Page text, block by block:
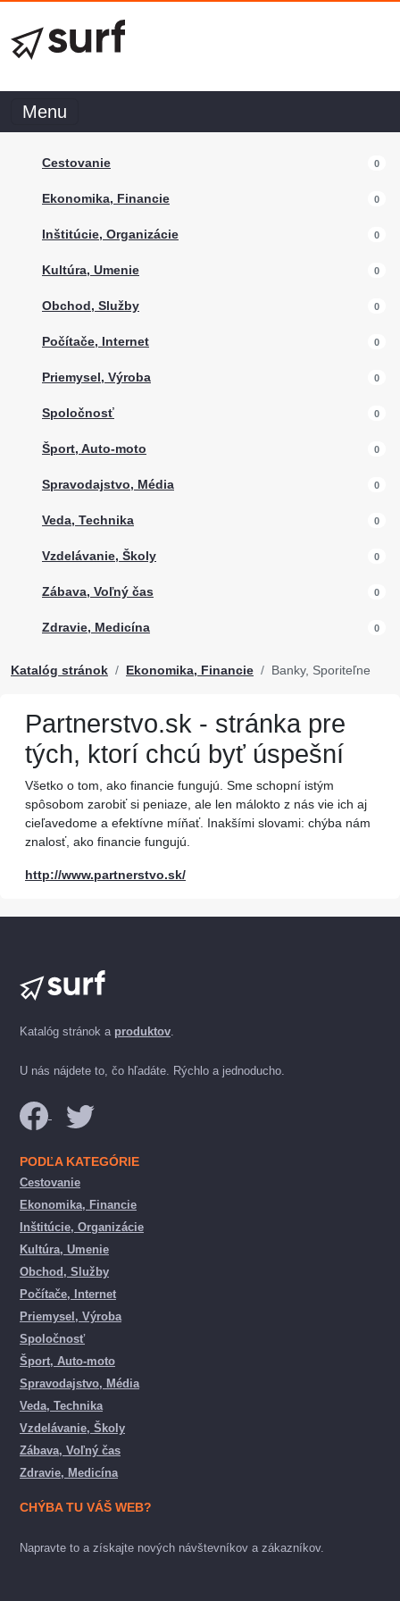
Menu
Cestovanie 0
Ekonomika, Financie 0
Inštitúcie, Organizácie 0
Kultúra, Umenie 0
Obchod, Služby 0
Počítače, Internet 0
Priemysel, Výroba 0
Spoločnosť 0
Šport, Auto-moto 0
Spravodajstvo, Média 0
Veda, Technika 0
Vzdelávanie, Školy 0
Zábava, Voľný čas 0
Zdravie, Medicína 0
Katalóg stránok Ekonomika, Financie Banky, Sporiteľne
Partnerstvo.sk - stránka pre
tých, ktorí chcú byť úspešní
Všetko o tom, ako financie fungujú. Sme schopní istým
spôsobom zarobiť si peniaze, ale len málokto z nás vie ich aj
cieľavedome a efektívne míňať. Inakšími slovami: chýba nám
znalosť, ako financie fungujú.
http://www.partnerstvo.sk/
Katalóg stránok a produktov.
U nás nájdete to, čo hľadáte. Rýchlo a jednoducho.
PODĽA KATEGÓRIE
Cestovanie
Ekonomika, Financie
Inštitúcie, Organizácie
Kultúra, Umenie
Obchod, Služby
Počítače, Internet
Priemysel, Výroba
Spoločnosť
Šport, Auto-moto
Spravodajstvo, Média
Veda, Technika
Vzdelávanie, Školy
Zábava, Voľný čas
Zdravie, Medicína
CHÝBA TU VÁŠ WEB?
Napravte to a získajte nových návštevníkov a zákazníkov.